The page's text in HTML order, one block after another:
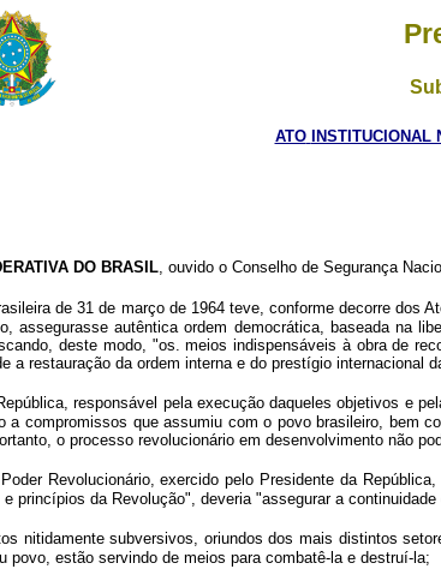
ATO INSTITUCIONAL
DO BRASIL, ouvido o Conselho de Segurança
de 31 de março de 1964 teve, conforme decorre
assegurasse autêntica ordem democrática, baseada na
deste modo, "os. meios indispensáveis à obra de
a restauração da ordem interna e do prestígio internacional
responsável pela execução daqueles objetivos e
a compromissos que assumiu com o povo brasileiro, bem
o processo revolucionário em desenvolvimento não
Revolucionário, exercido pelo Presidente da
princípios da Revolução", deveria "assegurar a continuidade
nitidamente subversivos, oriundos dos mais distintos
povo, estão servindo de meios para combatê-la e destruí-la;